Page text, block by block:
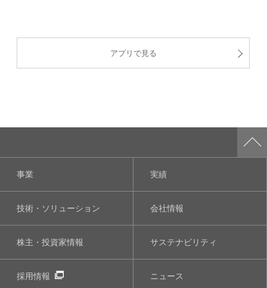
アプリで見る
事業 実績
技術・ソリューション 会社情報
株主・投資家情報 サステナビリティ
採用情報 ニュース